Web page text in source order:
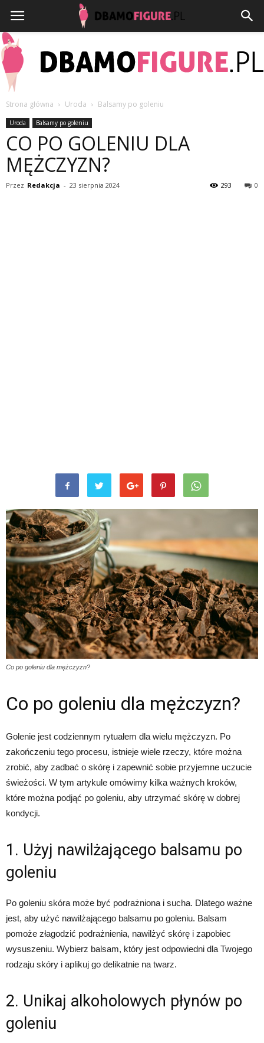
Strona główna Uroda Balsamy po goleniu
Uroda Balsamy po goleniu
CO PO GOLENIU DLA
MĘŻCZYZN?
Przez Redakcja - 23 sierpnia 2024 0
293
Co po goleniu dla mężczyzn?
Co po goleniu dla mężczyzn?
Golenie jest codziennym rytuałem dla wielu mężczyzn. Po
zakończeniu tego procesu, istnieje wiele rzeczy, które można
zrobić, aby zadbać o skórę i zapewnić sobie przyjemne uczucie
świeżości. W tym artykule omówimy kilka ważnych kroków,
które można podjąć po goleniu, aby utrzymać skórę w dobrej
kondycji.
1. Użyj nawilżającego balsamu po
goleniu
Po goleniu skóra może być podrażniona i sucha. Dlatego ważne
jest, aby użyć nawilżającego balsamu po goleniu. Balsam
pomoże złagodzić podrażnienia, nawilżyć skórę i zapobiec
wysuszeniu. Wybierz balsam, który jest odpowiedni dla Twojego
rodzaju skóry i aplikuj go delikatnie na twarz.
2. Unikaj alkoholowych płynów po
goleniu